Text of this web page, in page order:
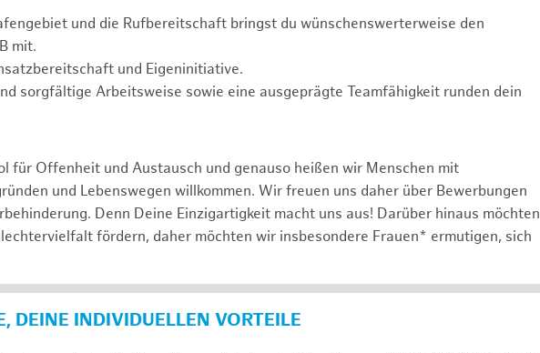
und die Rufbereitschaft bringst du wünschenswerterweise den
mit.
und Eigeninitiative.
sorgfältige Arbeitsweise sowie eine ausgeprägte Teamfähigkeit runden dein
für Offenheit und Austausch und genauso heißen wir Menschen mit
und Lebenswegen willkommen. Wir freuen uns daher über Bewerbungen
Denn Deine Einzigartigkeit macht uns aus! Darüber hinaus möchten
fördern, daher möchten wir insbesondere Frauen* ermutigen, sich
DEINE INDIVIDUELLEN VORTEILE